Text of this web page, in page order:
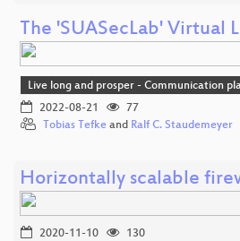
The 'SUASecLab' Virtual
Live long and prosper - Communication
2022-08-21
77
Tobias Tefke and Ralf C. Staudemeyer
Horizontally scalable
2020-11-10
130